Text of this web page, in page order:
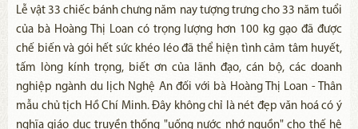
Lễ vật 33 chiếc bánh chưng năm nay tượng trưng cho 33 năm tuổi
của bà Hoàng Thị Loan có trọng lượng hơn 100 kg gạo đã được
chế biến và gói hết sức khéo léo đã thể hiện tình cảm tâm huyết,
tấm lòng kính trọng, biết ơn của lãnh đạo, cán bộ, các doanh
nghiệp ngành du lịch Nghệ An đối với bà Hoàng Thị Loan - Thân
mẫu chủ tịch Hồ Chí Minh. Đây không chỉ là nét đẹp văn hoá có ý
nghĩa giáo dục truyền thống "uống nước nhớ nguồn" cho thế hệ